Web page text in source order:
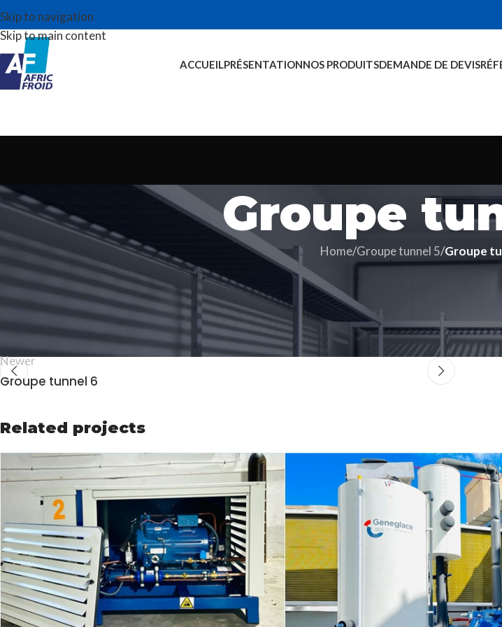
Skip to navigation
Skip to main content
ACCUEIL PRÉSENTATIONNOS PRODUITSDEMANDE DE DEVIS
Groupe
Home/Groupe tunnel 5/Groupe
Newer
Groupe tunnel 6
Related projects